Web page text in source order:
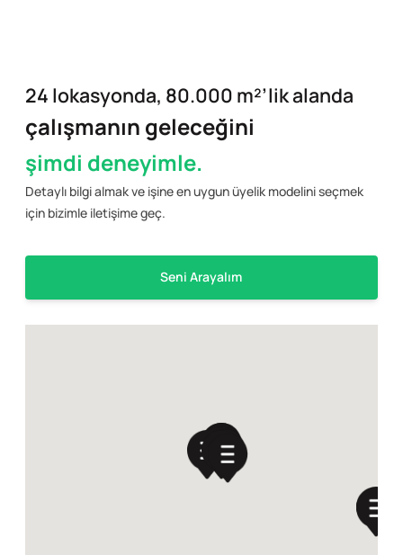
24 lokasyonda, 80.000 m²’lik alanda
çalışmanın geleceğini
şimdi deneyimle.
Detaylı bilgi almak ve işine en uygun üyelik modelini seçmek
için bizimle iletişime geç.
Seni Arayalım